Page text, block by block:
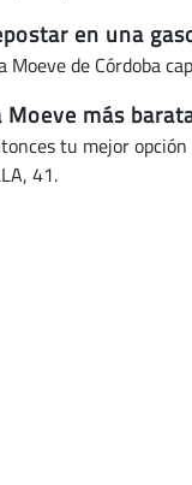
en una
Moeve de Córdoba
más
tu mejor opción
41.